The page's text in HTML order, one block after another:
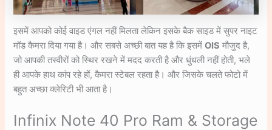
इसमें आपको कोई वाइड एंगल नहीं मिलता लेकिन इसके बैक साइड में सुपर नाइट
मॉड कैमरा दिया गया है। और सबसे अच्छी बात यह है कि इसमेंOIS मौजुद है,
जो आपकी तस्वीरों को स्थिर रखने में मदद करती है और धुंधली नहीं होती, भले
ही आपके हाथ कांप रहे हों, कैमरा स्टेबल रहता है। और जिसके चलते फोटो में
बहुत अच्छा क्लेरिटी भी आता है।
Infinix Note 40 Pro Ram & Storage